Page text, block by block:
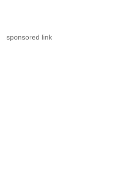
sponsored link